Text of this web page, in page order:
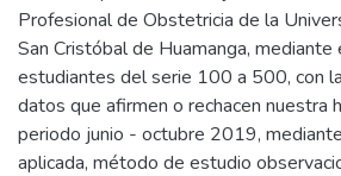
Profesional de Obstetricia de la
San Cristóbal de Huamanga,
estudiantes del serie 100 a 500, con
datos que afirmen o rechacen nuestra
periodo junio - octubre 2019,
aplicada, método de estudio